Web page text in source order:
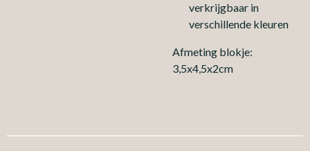
verkrijgbaar in
verschillende kleuren
Afmeting blokje:
3,5x4,5x2cm